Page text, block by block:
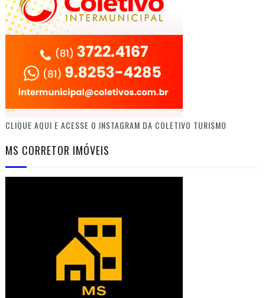
CLIQUE AQUI E ACESSE O INSTAGRAM DA COLETIVO TURISMO
MS CORRETOR IMÓVEIS